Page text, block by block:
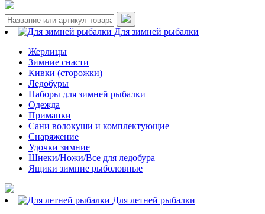
Для зимней рыбалки
Жерлицы
Зимние снасти
Кивки (сторожки)
Ледобуры
Наборы для зимней рыбалки
Одежда
Приманки
Сани волокуши и комплектующие
Снаряжение
Удочки зимние
Шнеки/Ножи/Все для ледобура
Ящики зимние рыболовные
Для летней рыбалки